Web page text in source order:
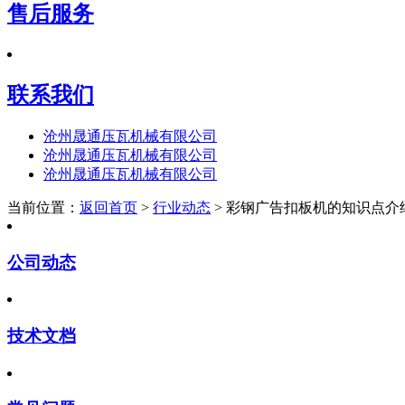
售后服务
联系我们
沧州晟通压瓦机械有限公司
沧州晟通压瓦机械有限公司
沧州晟通压瓦机械有限公司
当前位置： 返回首页 > 行业动态 > 彩钢广告扣板机的知识点介
公司动态
技术文档